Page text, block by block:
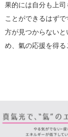
果的には自分も上
ことができるはず
方が見つからない
め、氣の応援を得る